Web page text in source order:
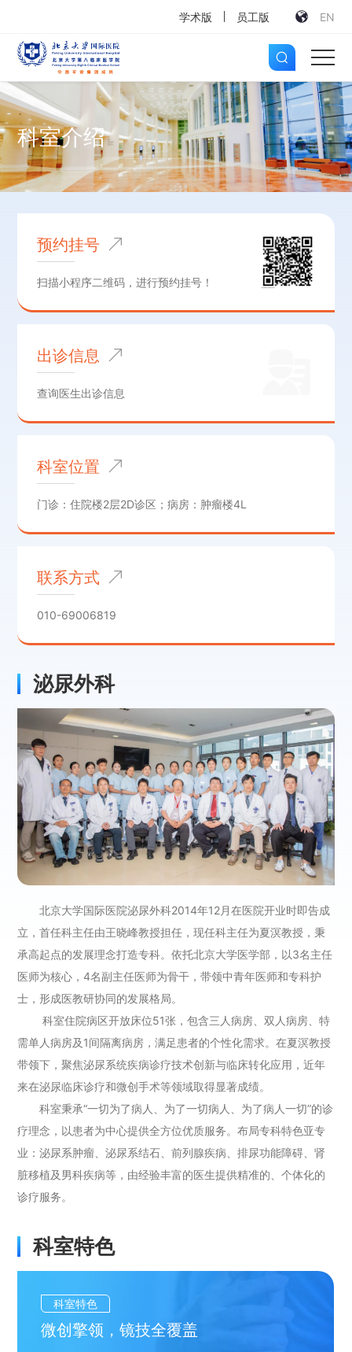
学术版 员工版 EN
科室介绍
预约挂号
扫描小程序二维码，进行预约挂号！
出诊信息
查询医生出诊信息
科室位置
门诊：住院楼2层2D诊区；病房：肿瘤楼4L
联系方式
010-69006819
泌尿外科
北京大学国际医院泌尿外科2014年12月在医院开业时即告成
立，首任科主任由王晓峰教授担任，现任科主任为夏溟教授，秉
承高起点的发展理念打造专科。依托北京大学医学部，以3名主任
医师为核心，4名副主任医师为骨干，带领中青年医师和专科护
士，形成医教研协同的发展格局。
科室住院病区开放床位51张，包含三人病房、双人病房、特
需单人病房及1间隔离病房，满足患者的个性化需求。在夏溟教授
带领下，聚焦泌尿系统疾病诊疗技术创新与临床转化应用，近年
来在泌尿临床诊疗和微创手术等领域取得显著成绩。
科室秉承“一切为了病人、为了一切病人、为了病人一切”的诊
疗理念，以患者为中心提供全方位优质服务。布局专科特色亚专
业：泌尿系肿瘤、泌尿系结石、前列腺疾病、排尿功能障碍、肾
脏移植及男科疾病等，由经验丰富的医生提供精准的、个体化的
诊疗服务。
科室特色
科室特色
微创擎领，镜技全覆盖